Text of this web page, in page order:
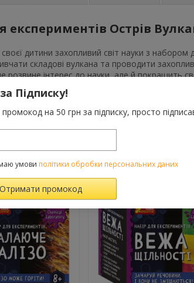
експериментів Острів
дитини захопливий світ науки з
складові вулкана та проводити
розвине інтерес до науки, але й покращить
та вивергає лаву, забезпечуючи
та створити справжнє диво в домашніх
ТАКОЖ КУПУЮТЬ
Підписку!
на 50 грн за підписку, просто
умови політики обробки персональних даних